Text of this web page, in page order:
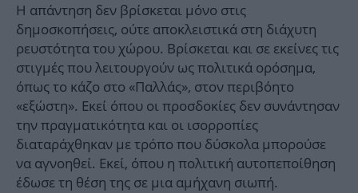
Η απάντηση δεν βρίσκεται μόνο στις
δημοσκοπήσεις, ούτε αποκλειστικά στη διάχυτη
ρευστότητα του χώρου. Βρίσκεται και σε εκείνες τις
στιγμές που λειτουργούν ως πολιτικά ορόσημα,
όπως το κάζο στο «Παλλάς», στον περιβόητο
«εξώστη». Εκεί όπου οι προσδοκίες δεν συνάντησαν
την πραγματικότητα και οι ισορροπίες
διαταράχθηκαν με τρόπο που δύσκολα μπορούσε
να αγνοηθεί. Εκεί, όπου η πολιτική αυτοπεποίθηση
έδωσε τη θέση της σε μια αμήχανη σιωπή.